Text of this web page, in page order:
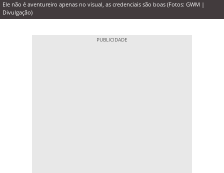
Ele não é aventureiro apenas no visual, as credenciais são boas (Fotos: GWM |
Divulgação)